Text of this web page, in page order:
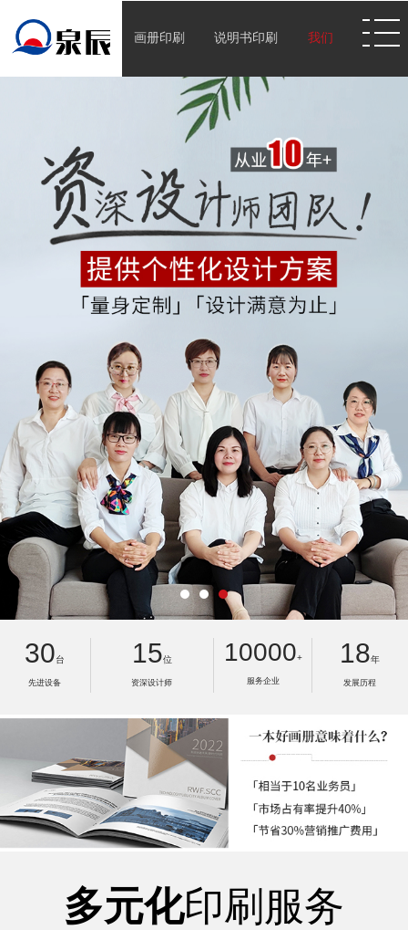
画册印刷 说明书印刷 我们
30台
先进设备
15位
资深设计师
10000+
服务企业
18年
发展历程
多元化印刷服务